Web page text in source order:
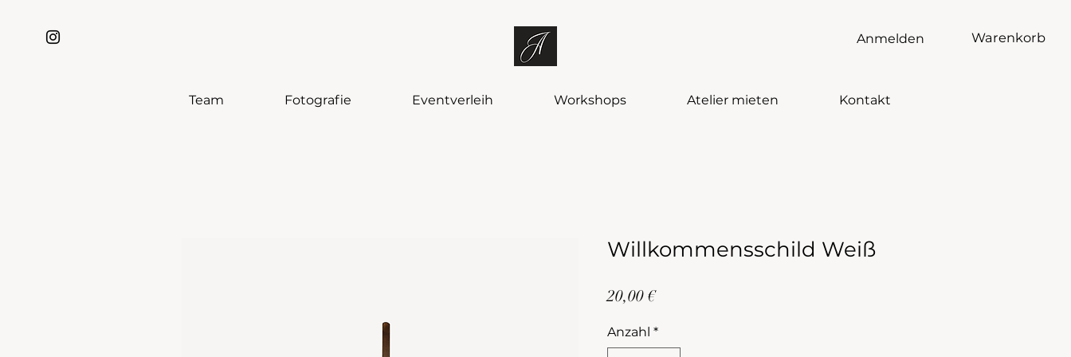
Warenkorb
Anmelden
Team Fotografie Eventverleih Workshops Atelier mieten Kontakt
Willkommensschild Weiß
20,00 €Preis
Anzahl *